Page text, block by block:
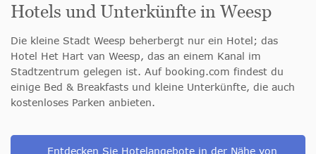
Hotels und Unterkünfte in Weesp
Die kleine Stadt Weesp beherbergt nur ein Hotel; das
Hotel Het Hart van Weesp, das an einem Kanal im
Stadtzentrum gelegen ist. Auf booking.com findest du
einige Bed & Breakfasts und kleine Unterkünfte, die auch
kostenloses Parken anbieten.
Entdecken Sie Hotelangebote in der Nähe von